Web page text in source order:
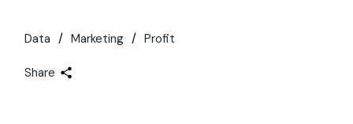
Data Marketing Profit
Share